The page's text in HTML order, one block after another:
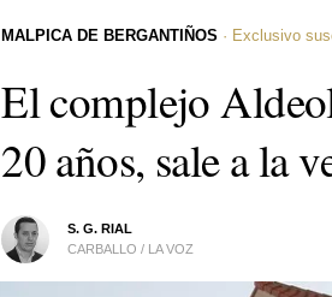
El complejo
20 años, sale a la
S. G. RIAL
CARBALLO / LA VOZ
MALPICA DE BERGANTIÑOS · Exclusivo